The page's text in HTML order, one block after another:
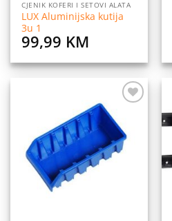
CJENIK KOFERI I SETOVI ALATA
LUX Aluminijska kutija
3u 1
99,99 KM
listu
želja